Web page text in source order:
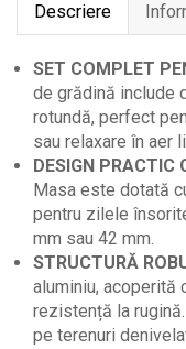
Descriere
SET COMPLET
de grădină include
rotundă, perfect
sau relaxare în aer
DESIGN PRACTIC
Masa este dotată
pentru zilele
mm sau 42 mm.
STRUCTURĂ
aluminiu, acoperită
rezistență la
pe terenuri